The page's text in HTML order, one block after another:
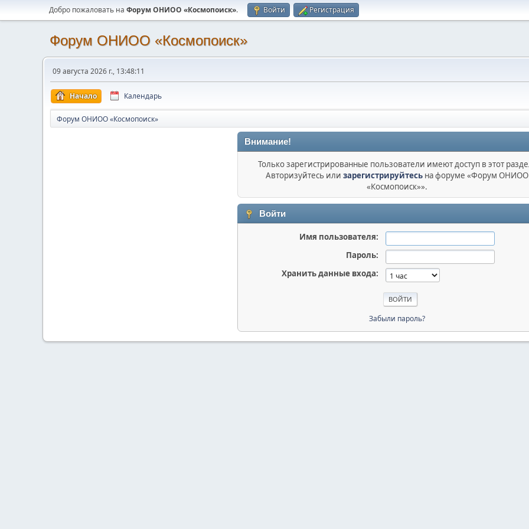
Добро пожаловать на Форум ОНИОО «Космопоиск». Войти Регистрация
Форум ОНИОО «Космопоиск»
09 августа 2026 г., 13:48:11
Начало Календарь
Форум ОНИОО «Космопоиск»
Внимание!
Только зарегистрированные пользователи имеют доступ в этот
Авторизуйтесь или зарегистрируйтесьна форуме «Форум ОНИОО
«Космопоиск»».
Войти
Имя пользователя:
Пароль:
Хранить данные входа:
Забыли пароль?